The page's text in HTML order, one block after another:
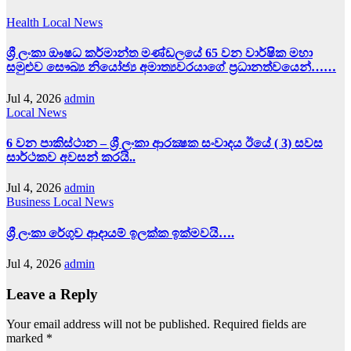
Health Local News
ශ්‍රී ලංකා ඖෂධ කර්මාන්ත මණ්ඩලයේ 65 වන වාර්ෂික මහා
සමුළුව සෞඛ්‍ය නියෝජ්‍ය අමාත්‍යවරයාගේ ප්‍රධානත්වයෙන්……
Jul 4, 2026 admin
Local News
6 වන පාකිස්ථාන – ශ්‍රී ලංකා ආරක්‍ෂක සංවාදය ඊයේ ( 3) සවස
සාර්ථකව අවසන් කරයි..
Jul 4, 2026 admin
Business Local News
ශ්‍රී ලංකා රේගුව ආදායම් ඉලක්ක ඉක්මවයි….
Jul 4, 2026 admin
Leave a Reply
Your email address will not be published. Required fields are
marked *